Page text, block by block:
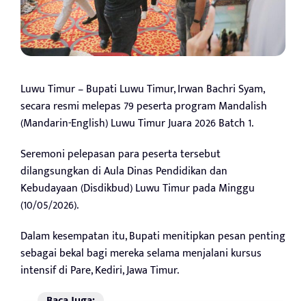
Luwu Timur – Bupati Luwu Timur, Irwan Bachri Syam,
secara resmi melepas 79 peserta program Mandalish
(Mandarin-English) Luwu Timur Juara 2026 Batch 1.
Seremoni pelepasan para peserta tersebut
dilangsungkan di Aula Dinas Pendidikan dan
Kebudayaan (Disdikbud) Luwu Timur pada Minggu
(10/05/2026).
Dalam kesempatan itu, Bupati menitipkan pesan penting
sebagai bekal bagi mereka selama menjalani kursus
intensif di Pare, Kediri, Jawa Timur.